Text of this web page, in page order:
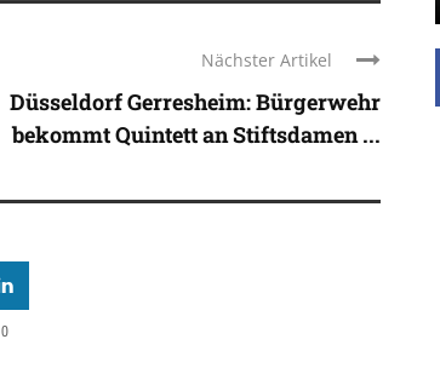
Nächster Artikel
Düsseldorf Gerresheim: Bürgerwehr
bekommt Quintett an Stiftsdamen ...
0